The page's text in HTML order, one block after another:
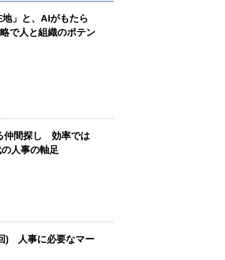
」と、AIがもたら
で人と組織のポテン
仲間探し 効率では
人事の軸足
) 人事に必要なマー